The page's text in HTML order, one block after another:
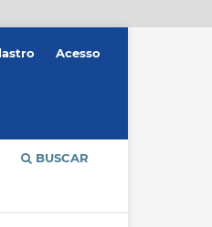
BUSCAR
Acesso